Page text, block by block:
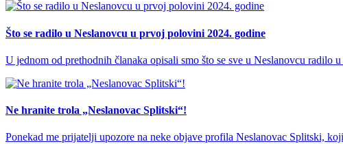
Što se radilo u Neslanovcu u prvoj polovini 2024. godine
U jednom od prethodnih članaka opisali smo što se sve u Neslanovcu
Ne hranite trola „Neslanovac Splitski“!
Ponekad me prijatelji upozore na neke objave profila Neslanovac Splitski,